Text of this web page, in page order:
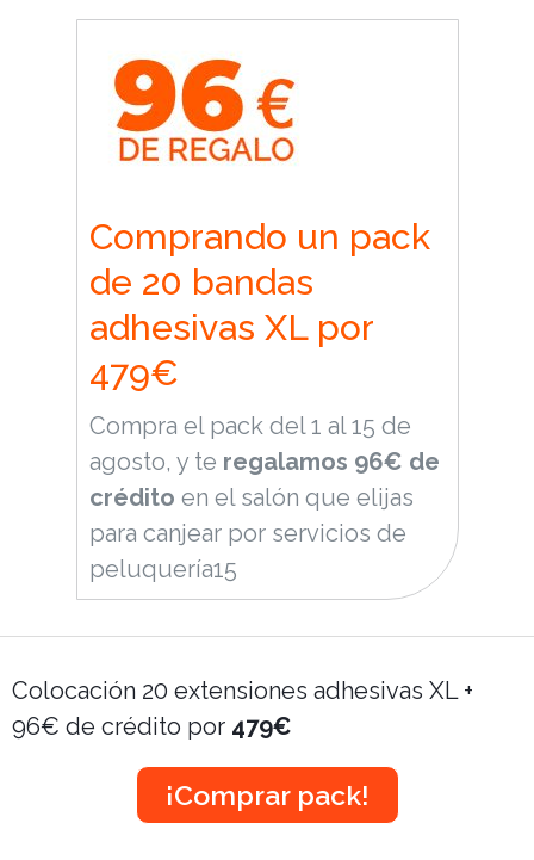
Comprando un pack
de 20 bandas
adhesivas XL por
479€
Compra el pack del 1 al 15 de
agosto, y te regalamos 96€ de
crédito en el salón que elijas
para canjear por servicios de
peluquería15
Colocación 20 extensiones adhesivas XL +
96€ de crédito por 479€
¡Comprar pack!